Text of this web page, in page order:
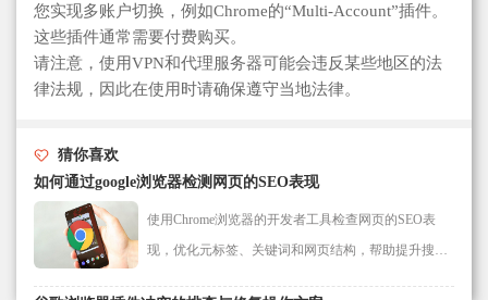
您实现多账户切换，例如Chrome的“Multi-Account”插件。
这些插件通常需要付费购买。
请注意，使用VPN和代理服务器可能会违反某些地区的法
律法规，因此在使用时请确保遵守当地法律。
猜你喜欢
如何通过google浏览器检测网页的SEO表现
使用Chrome浏览器的开发者工具检查网页的SEO表
现，优化元标签、关键词和网页结构，帮助提升搜索